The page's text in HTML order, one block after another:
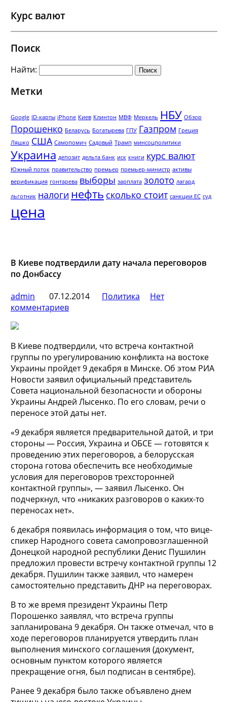
Курс валют
Поиск
Найти:
Метки
Google ID-карты iPhone Киев Клинтон МВФ Меркель НБУ Обзор
Порошенко Беларусь Богатырева ГПУ Газпром Греция
Ляшко США Самопомич Садовый Трамп минсоцполитики
Украина депозит дельта банк иск книги курс валют
Южный поток правительство премьер премьер-министр активы
верификация гонтарева выборы зарплата золото лагард
льготник налоги нефть сколько стоит санкции ЕС суд
цена
В Киеве подтвердили дату начала переговоров
по Донбассу
admin
07.12.2014 Политика
Нет
комментариев
В Киеве подтвердили, что встреча контактной
группы по урегулированию конфликта на востоке
Украины пройдет 9 декабря в Минске. Об этом РИА
Новости заявил официальный представитель
Совета национальной безопасности и обороны
Украины Андрей Лысенко. По его словам, речи о
переносе этой даты нет.
«9 декабря является предварительной датой, и три
стороны — Россия, Украина и ОБСЕ — готовятся к
проведению этих переговоров, а белорусская
сторона готова обеспечить все необходимые
условия для переговоров трехсторонней
контактной группы», — заявил Лысенко. Он
подчеркнул, что «никаких разговоров о каких-то
переносах нет».
6 декабря появилась информация о том, что вице-
спикер Народного совета самопровозглашенной
Донецкой народной республики Денис Пушилин
предложил провести встречу контактной группы 12
декабря. Пушилин также заявил, что намерен
самостоятельно представить ДНР на переговорах.
В то же время президент Украины Петр
Порошенко заявлял, что встреча группы
запланирована 9 декабря. Он также отмечал, что в
ходе переговоров планируется утвердить план
выполнения минского соглашения (документ,
основным пунктом которого является
прекращение огня, был подписан в сентябре).
Ранее 9 декабря было также объявлено днем